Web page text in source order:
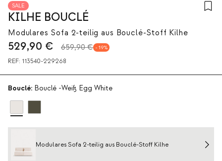
SALE
KILHE BOUCLÉ
Modulares Sofa 2-teilig aus Bouclé-Stoff Kilhe
529,90 € 659,90 € 19
REF: 113540-229268
Bouclé: Bouclé -Weiß Egg White
Modulares Sofa 2-teilig aus Bouclé-Stoff Kilhe